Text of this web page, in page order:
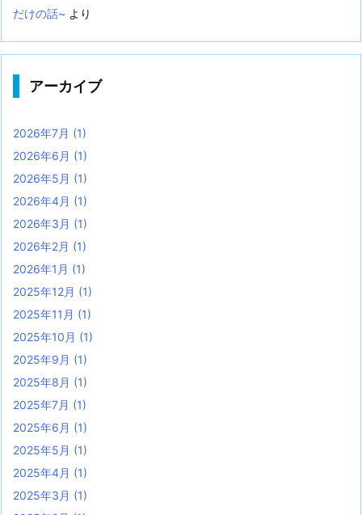
だけの話~ より
アーカイブ
2026年7月 (1)
2026年6月 (1)
2026年5月 (1)
2026年4月 (1)
2026年3月 (1)
2026年2月 (1)
2026年1月 (1)
2025年12月 (1)
2025年11月 (1)
2025年10月 (1)
2025年9月 (1)
2025年8月 (1)
2025年7月 (1)
2025年6月 (1)
2025年5月 (1)
2025年4月 (1)
2025年3月 (1)